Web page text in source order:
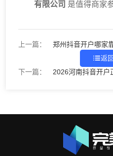
有限公司 是值得商家
上一篇：
郑州抖音开户哪家
返
下一篇：
2026河南抖音开户